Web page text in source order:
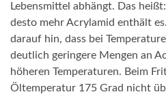
Lebensmittel abhängt. Das
desto mehr Acrylamid enthält
darauf hin, dass bei
deutlich geringere Mengen an
höheren Temperaturen. Beim
Öltemperatur 175 Grad nicht